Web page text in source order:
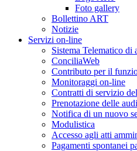
Foto gallery
Bollettino ART
Notizie
Servizi on-line
Sistema Telematico di
ConciliaWeb
Contributo per il
Monitoraggi on-line
Contratti di servizio
Prenotazione delle
Notifica di un nuovo
Modulistica
Accesso agli atti
Pagamenti spontanei